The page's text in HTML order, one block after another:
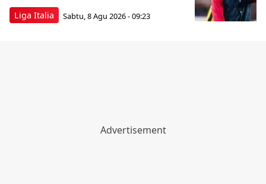
Liga Italia Sabtu, 8 Agu 2026 - 09:23